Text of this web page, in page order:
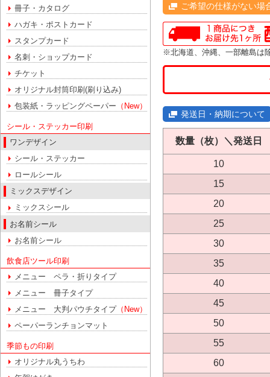
冊子・カタログ
ハガキ・ポストカード
スタンプカード
名刺・ショップカード
チケット
オリジナル封筒印刷(刷り込み)
包装紙・ラッピングペーパー （New）
シール・ステッカー印刷
ワンデザイン
シール・ステッカー
ロールシール
ミックスデザイン
ミックスシール
お名前シール
お名前シール
飲食店ツール印刷
メニュー ペラ・折りタイプ
メニュー 冊子タイプ
メニュー 大判パウチタイプ（New）
ペーパーランチョンマット
季節もの印刷
オリジナル丸うちわ
ご希望の仕様がない
※北海道、沖縄、一部離島は
発送日・納期について
数量（枚）＼発送日
10
15
20
25
30
35
40
45
50
55
60